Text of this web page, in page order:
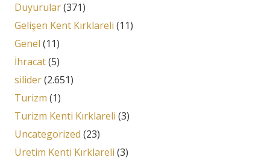
Duyurular(371)
Gelişen Kent Kırklareli (11)
Genel (11)
İhracat(5)
silider(2.651)
Turizm (1)
Turizm Kenti Kırklareli (3)
Uncategorized (23)
Üretim Kenti Kırklareli (3)